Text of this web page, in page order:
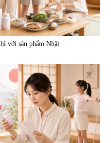
với sản phẩm Nhật